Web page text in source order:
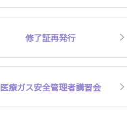
修了証再発行
医療ガス安全管理者講習会